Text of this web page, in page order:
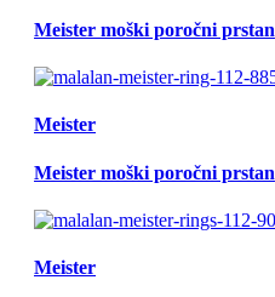
Meister moški poročni prstan
Meister
Meister moški poročni prstan
Meister